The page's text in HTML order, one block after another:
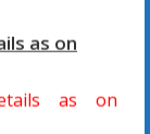
as on
as on